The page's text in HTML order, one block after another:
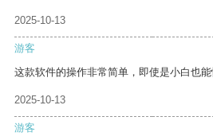
2025-10-13
游客
这款软件的操作非常简单，即使是小白也能
2025-10-13
游客